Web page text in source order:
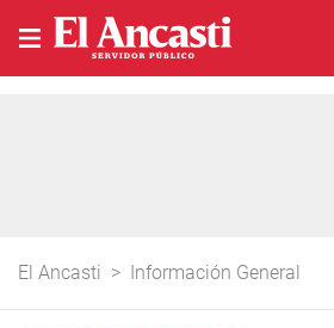
El Ancasti > Información General